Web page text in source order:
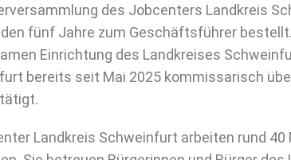
des Jobcenters Landkreis
fünf Jahre zum Geschäftsführer
Einrichtung des Landkreises
bereits seit Mai 2025 kommissarisch
Landkreis Schweinfurt arbeiten rund